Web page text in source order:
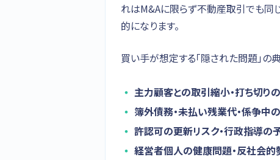
れはM&Aに限らず不動産取引でも同
的になります。
買い手が想定する「隠された問題」の
主力顧客との取引縮小・打ち切り
簿外債務・未払い残業代・係争中
許認可の更新リスク・行政指導の
経営者個人の健康問題・反社会的